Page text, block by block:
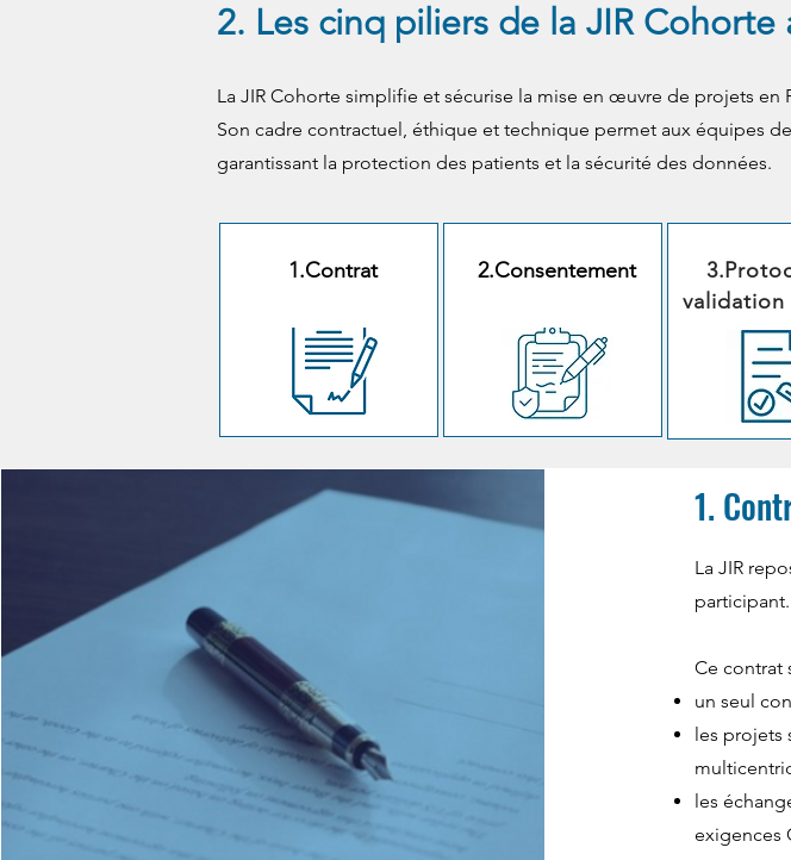
2. Les cinq piliers de la JIR
La JIR Cohorte simplifie et sécurise la mise en œuvre de projets en
Son cadre contractuel, éthique et technique permet aux équipes
garantissant la protection des patients et la sécurité des données.
1.Contrat 2.Consentement
1.
La JIR
participant.
Ce contrat
un seul
les projets
les
exigences